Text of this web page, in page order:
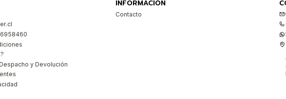
y Devolución
INFORMACIÓN
Contacto